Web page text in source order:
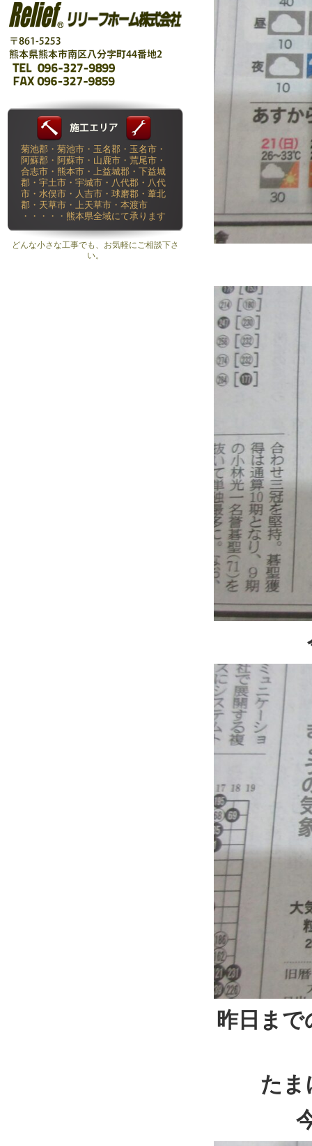
昨日まで
たま
菊池郡・菊池市・玉名郡・玉名市・
阿蘇郡・阿蘇市・山鹿市・荒尾市・
合志市・熊本市・上益城郡・下益城
郡・宇土市・宇城市・八代郡・八代
市・水俣市・人吉市・球磨郡・葦北
郡・天草市・上天草市・本渡市
・・・・・熊本県全域にて承ります
どんな小さな工事でも、お気軽にご相談下さ
い。